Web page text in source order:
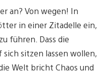
an? Von wegen! In
in einer Zitadelle ein,
führen. Dass die
sitzen lassen wollen,
Welt bricht Chaos und